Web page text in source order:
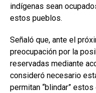
indígenas sean
estos pueblos.
Señaló que, ante el
preocupación por la
reservadas mediante
consideró necesario
permitan “blindar”